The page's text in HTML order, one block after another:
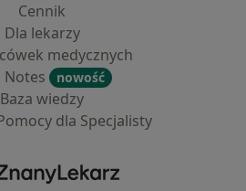
Cennik
Dla lekarzy
medycznych
Notes
nowość
Baza wiedzy
dla Specjalisty
ZnanyLekarz - Strona główna